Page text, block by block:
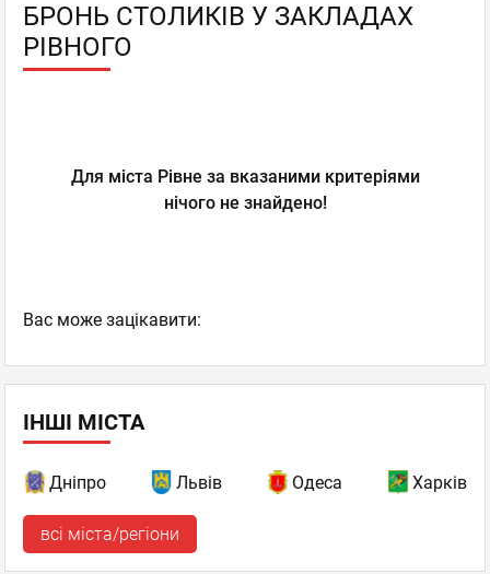
БРОНЬ СТОЛИКІВ У ЗАКЛАДАХ
РІВНОГО
Для міста Рівне за вказаними критеріями
нічого не знайдено!
Вас може зацікавити:
ІНШІ МІСТА
Дніпро Львів Одеса Харків
всі міста/регіони